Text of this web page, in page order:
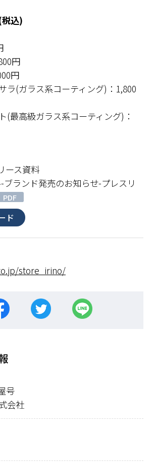
込)
円
円
ラ(ガラス系コーティング)：1,800
(最高級ガラス系コーティング)：
ース資料
ブランド発売のお知らせ-プレスリ
PDF
ド
store_irino/
号
会社